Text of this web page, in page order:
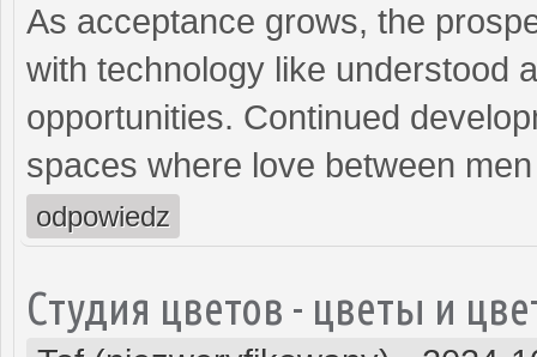
As acceptance grows, the
with technology like understood
opportunities. Continued
spaces where love between
odpowiedz
Cтудия цветов - цветы и